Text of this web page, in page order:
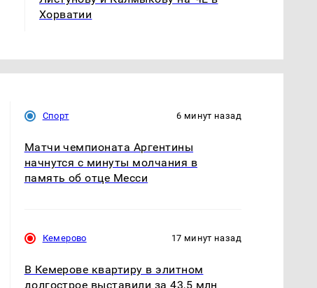
Хорватии
Спорт 6 минут назад
Матчи чемпионата Аргентины
начнутся с минуты молчания в
память об отце Месси
Кемерово 17 минут назад
В Кемерове квартиру в элитном
долгострое выставили за 43,5 млн